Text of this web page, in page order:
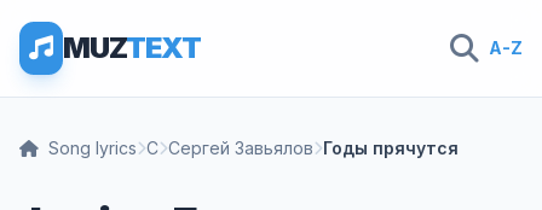
MUZTEXT A-Z
Song lyrics С Сергей Завьялов Годы прячутся